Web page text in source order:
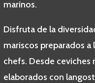
marinos.
Disfruta de la
mariscos preparados
chefs. Desde ceviches
elaborados con